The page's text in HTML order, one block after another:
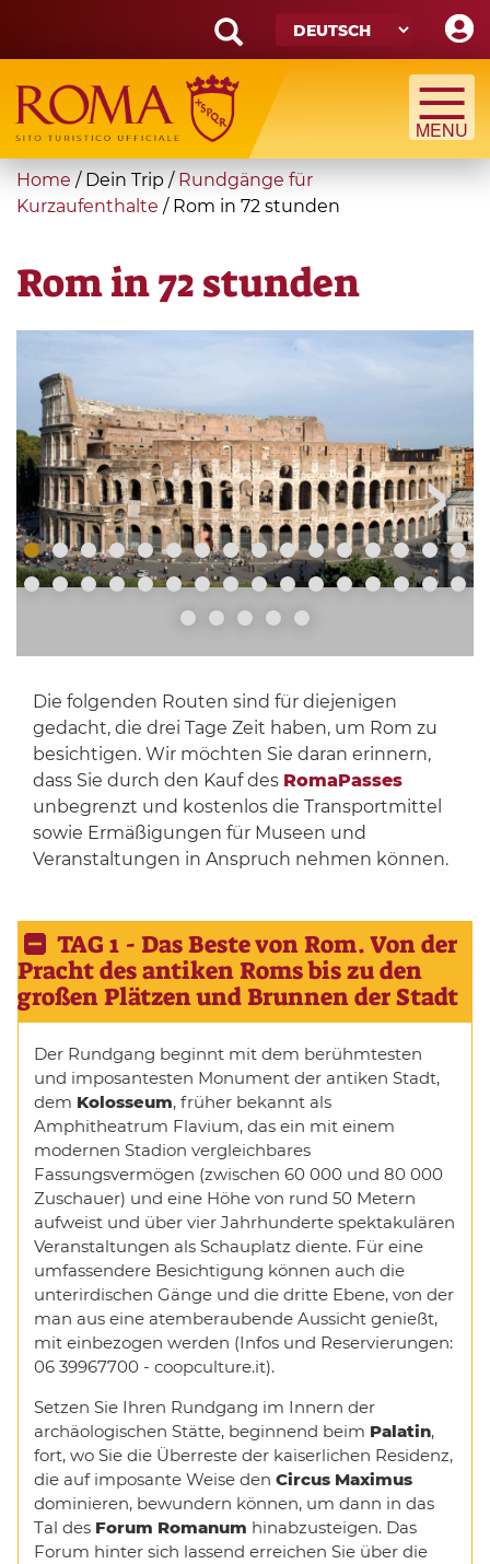
main
content
Search
form
Suche
You
are
Home / Dein Trip / Rundgänge für
Kurzaufenthalte / Rom in 72 stunden
Rom in 72 stunden
Die folgenden Routen sind für diejenigen
gedacht, die drei Tage Zeit haben, um Rom zu
besichtigen. Wir möchten Sie daran erinnern,
dass Sie durch den Kauf des RomaPasses
unbegrenzt und kostenlos die Transportmittel
sowie Ermäßigungen für Museen und
Veranstaltungen in Anspruch nehmen können.
TAG 1 - Das Beste von Rom. Von der
Pracht des antiken Roms bis zu den
großen Plätzen und Brunnen der Stadt
Der Rundgang beginnt mit dem berühmtesten
und imposantesten Monument der antiken Stadt,
dem Kolosseum, früher bekannt als
Amphitheatrum Flavium, das ein mit einem
modernen Stadion vergleichbares
Fassungsvermögen (zwischen 60 000 und 80 000
Zuschauer) und eine Höhe von rund 50 Metern
aufweist und über vier Jahrhunderte spektakulären
Veranstaltungen als Schauplatz diente. Für eine
umfassendere Besichtigung können auch die
unterirdischen Gänge und die dritte Ebene, von der
man aus eine atemberaubende Aussicht genießt,
mit einbezogen werden (Infos und Reservierungen:
06 39967700 - coopculture.it).
Setzen Sie Ihren Rundgang im Innern der
archäologischen Stätte, beginnend beim Palatin,
fort, wo Sie die Überreste der kaiserlichen Residenz,
die auf imposante Weise den Circus Maximus
dominieren, bewundern können, um dann in das
Tal des Forum Romanum hinabzusteigen. Das
Forum hinter sich lassend erreichen Sie über die